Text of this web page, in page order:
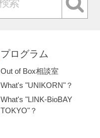
プログラム
Out of Box相談室
What's "UNIKORN"？
What's "LINK-BioBAY
TOKYO"？